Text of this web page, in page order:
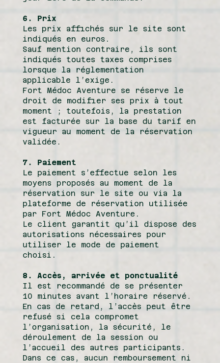
6. Prix
Les prix affichés sur le site sont
indiqués en euros.
Sauf mention contraire, ils sont
indiqués toutes taxes comprises
lorsque la réglementation
applicable l’exige.
Fort Médoc Aventure se réserve le
droit de modifier ses prix à tout
moment ; toutefois, la prestation
est facturée sur la base du tarif en
vigueur au moment de la réservation
validée.
7. Paiement
Le paiement s’effectue selon les
moyens proposés au moment de la
réservation sur le site ou via la
plateforme de réservation utilisée
par Fort Médoc Aventure.
Le client garantit qu’il dispose des
autorisations nécessaires pour
utiliser le mode de paiement
choisi.
8. Accès, arrivée et ponctualité
Il est recommandé de se présenter
10 minutes avant l’horaire réservé.
En cas de retard, l’accès peut être
refusé si cela compromet
l’organisation, la sécurité, le
déroulement de la session ou
l’accueil des autres participants.
Dans ce cas, aucun remboursement ni